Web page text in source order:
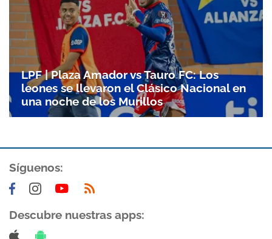
Gracias por suscribirte a nuestro boletín.
LPF | Plaza Amador vs Tauro FC: Los
leones se llevaron el Clásico Nacional en
una noche de los Murillos
Síguenos:
Descubre nuestras apps: